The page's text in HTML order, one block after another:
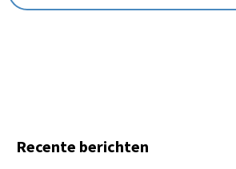
Recente berichten